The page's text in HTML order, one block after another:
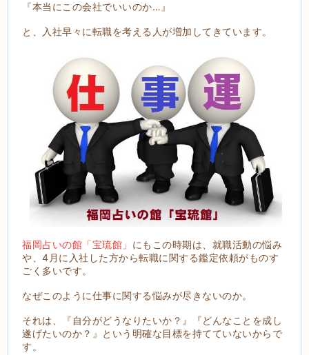
『本当にこの会社でいいのか…』
と、入社早々に転職を考える人が増加してきています。
福岡占いの館「宝琉館」 にもこの時期は、就職活動の悩み
や、4月に入社した方から転職に関する鑑定依頼がものす
ごく多いです。
なぜこのように仕事に関する悩みが尽きないのか。
それは、『自分がどうなりたいか？』『どんなことを成し
遂げたいのか？』という明確な目標を持てていないからで
す。